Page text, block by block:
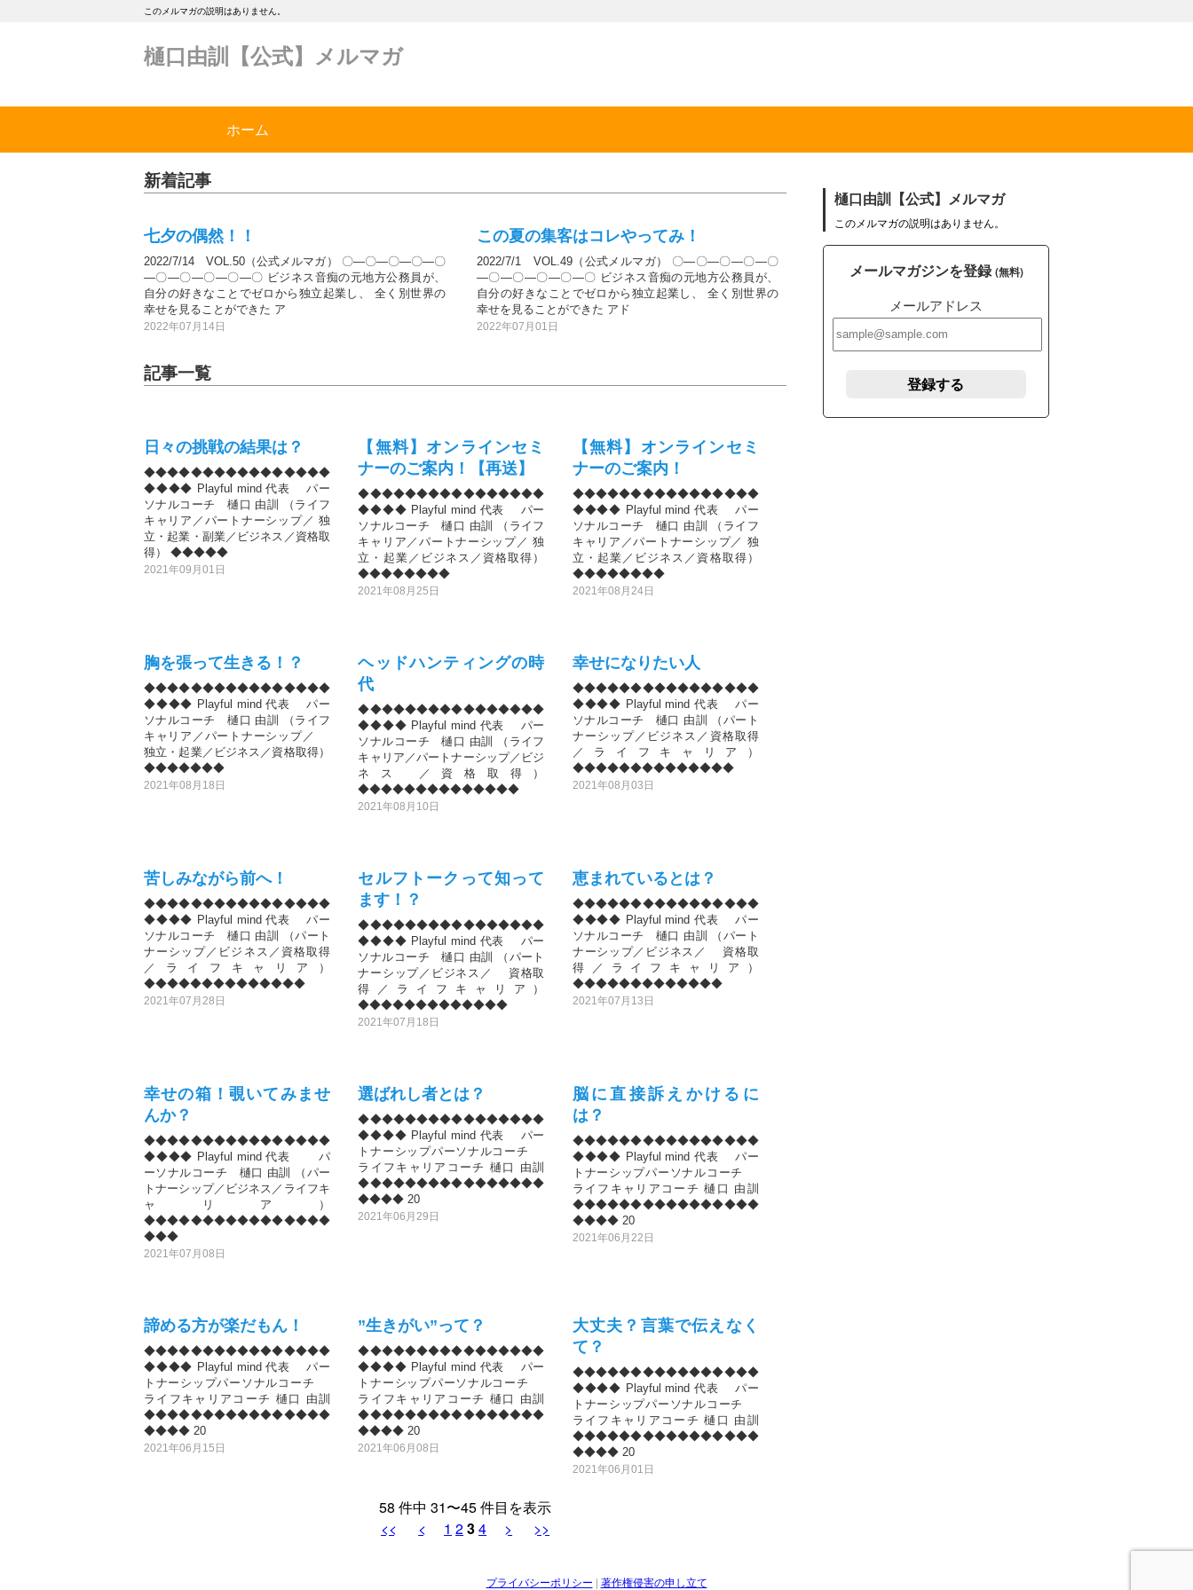
このメルマガの説明はありません。
樋口由訓【公式】メルマガ
ホーム
新着記事
七夕の偶然！！
2022/7/14 VOL.50（公式メルマガ） 〇―〇―〇―〇―〇
―〇―〇―〇―〇―〇 ビジネス音痴の元地方公務員が、
自分の好きなことでゼロから独立起業し、 全く別世界の
幸せを見ることができた ア
2022年07月14日
この夏の集客はコレやってみ！
2022/7/1 VOL.49（公式メルマガ） 〇―〇―〇―〇―〇
―〇―〇―〇―〇―〇 ビジネス音痴の元地方公務員が、
自分の好きなことでゼロから独立起業し、 全く別世界の
幸せを見ることができた アド
2022年07月01日
記事一覧
日々の挑戦の結果は？
◆◆◆◆◆◆◆◆◆◆◆◆◆◆◆◆
◆◆◆◆ Playful mind 代表 パー
ソナルコーチ 樋口 由訓 （ライフ
キャリア／パートナーシップ／ 独
立・起業・副業／ビジネス／資格取
得） ◆◆◆◆◆
2021年09月01日
【無料】オンラインセミ
ナーのご案内！【再送】
◆◆◆◆◆◆◆◆◆◆◆◆◆◆◆◆
◆◆◆◆ Playful mind 代表 パー
ソナルコーチ 樋口 由訓 （ライフ
キャリア／パートナーシップ／ 独
立・起業／ビジネス／資格取得）
◆◆◆◆◆◆◆◆
2021年08月25日
【無料】オンラインセミ
ナーのご案内！
◆◆◆◆◆◆◆◆◆◆◆◆◆◆◆◆
◆◆◆◆ Playful mind 代表 パー
ソナルコーチ 樋口 由訓 （ライフ
キャリア／パートナーシップ／ 独
立・起業／ビジネス／資格取得）
◆◆◆◆◆◆◆◆
2021年08月24日
胸を張って生きる！？
◆◆◆◆◆◆◆◆◆◆◆◆◆◆◆◆
◆◆◆◆ Playful mind 代表 パー
ソナルコーチ 樋口 由訓 （ライフ
キャリア／パートナーシップ／
独立・起業／ビジネス／資格取得）
◆◆◆◆◆◆◆
2021年08月18日
ヘッドハンティングの時
代
◆◆◆◆◆◆◆◆◆◆◆◆◆◆◆◆
◆◆◆◆ Playful mind 代表 パー
ソナルコーチ 樋口 由訓 （ライフ
キャリア／パートナーシップ／ビジ
ネス ／資格取得）
◆◆◆◆◆◆◆◆◆◆◆◆◆◆
2021年08月10日
幸せになりたい人
◆◆◆◆◆◆◆◆◆◆◆◆◆◆◆◆
◆◆◆◆ Playful mind 代表 パー
ソナルコーチ 樋口 由訓 （パート
ナーシップ／ビジネス／資格取得
／ライフキャリア）
◆◆◆◆◆◆◆◆◆◆◆◆◆◆
2021年08月03日
苦しみながら前へ！
◆◆◆◆◆◆◆◆◆◆◆◆◆◆◆◆
◆◆◆◆ Playful mind 代表 パー
ソナルコーチ 樋口 由訓 （パート
ナーシップ／ビジネス／資格取得
／ライフキャリア）
◆◆◆◆◆◆◆◆◆◆◆◆◆◆
2021年07月28日
セルフトークって知って
ます！？
◆◆◆◆◆◆◆◆◆◆◆◆◆◆◆◆
◆◆◆◆ Playful mind 代表 パー
ソナルコーチ 樋口 由訓 （パート
ナーシップ／ビジネス／ 資格取
得／ライフキャリア）
◆◆◆◆◆◆◆◆◆◆◆◆◆
2021年07月18日
恵まれているとは？
◆◆◆◆◆◆◆◆◆◆◆◆◆◆◆◆
◆◆◆◆ Playful mind 代表 パー
ソナルコーチ 樋口 由訓 （パート
ナーシップ／ビジネス／ 資格取
得／ライフキャリア）
◆◆◆◆◆◆◆◆◆◆◆◆◆
2021年07月13日
幸せの箱！覗いてみませ
んか？
◆◆◆◆◆◆◆◆◆◆◆◆◆◆◆◆
◆◆◆◆ Playful mind 代表 パ
ーソナルコーチ 樋口 由訓 （パー
トナーシップ／ビジネス／ライフキ
ャリア）
◆◆◆◆◆◆◆◆◆◆◆◆◆◆◆◆
◆◆◆
2021年07月08日
選ばれし者とは？
◆◆◆◆◆◆◆◆◆◆◆◆◆◆◆◆
◆◆◆◆ Playful mind 代表 パー
トナーシップパーソナルコーチ
ライフキャリアコーチ 樋口 由訓
◆◆◆◆◆◆◆◆◆◆◆◆◆◆◆◆
◆◆◆◆ 20
2021年06月29日
脳に直接訴えかけるに
は？
◆◆◆◆◆◆◆◆◆◆◆◆◆◆◆◆
◆◆◆◆ Playful mind 代表 パー
トナーシップパーソナルコーチ
ライフキャリアコーチ 樋口 由訓
◆◆◆◆◆◆◆◆◆◆◆◆◆◆◆◆
◆◆◆◆ 20
2021年06月22日
諦める方が楽だもん！
◆◆◆◆◆◆◆◆◆◆◆◆◆◆◆◆
◆◆◆◆ Playful mind 代表 パー
トナーシップパーソナルコーチ
ライフキャリアコーチ 樋口 由訓
◆◆◆◆◆◆◆◆◆◆◆◆◆◆◆◆
◆◆◆◆ 20
2021年06月15日
”生きがい”って？
◆◆◆◆◆◆◆◆◆◆◆◆◆◆◆◆
◆◆◆◆ Playful mind 代表 パー
トナーシップパーソナルコーチ
ライフキャリアコーチ 樋口 由訓
◆◆◆◆◆◆◆◆◆◆◆◆◆◆◆◆
◆◆◆◆ 20
2021年06月08日
大丈夫？言葉で伝えなく
て？
◆◆◆◆◆◆◆◆◆◆◆◆◆◆◆◆
◆◆◆◆ Playful mind 代表 パー
トナーシップパーソナルコーチ
ライフキャリアコーチ 樋口 由訓
◆◆◆◆◆◆◆◆◆◆◆◆◆◆◆◆
◆◆◆◆ 20
2021年06月01日
58 件中 31〜45 件目を表示
<<
< 1 234 > >>
樋口由訓【公式】メルマガ
このメルマガの説明はありません。
メールマガジンを登録(無料)
メールアドレス
登録する
プライバシーポリシー | 著作権侵害の申し立て